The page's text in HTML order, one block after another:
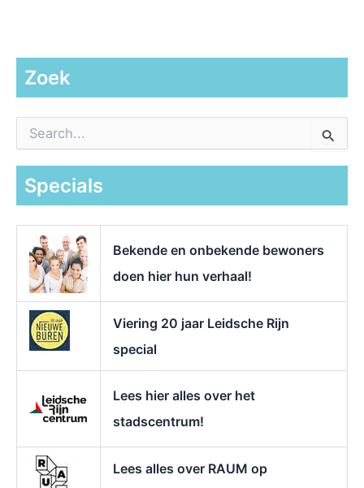
Zoek
a
Specials
Bekende en onbekende bewoners
doen hier hun verhaal!
Viering 20 jaar Leidsche Rijn
special
Lees hier alles over het
stadscentrum!
Lees alles over RAUM op